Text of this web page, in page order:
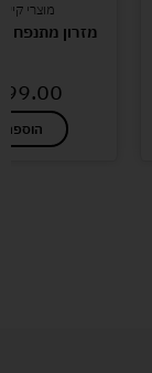
מוצרי קיץ
מזרון מתנפח
99.00
הוספה